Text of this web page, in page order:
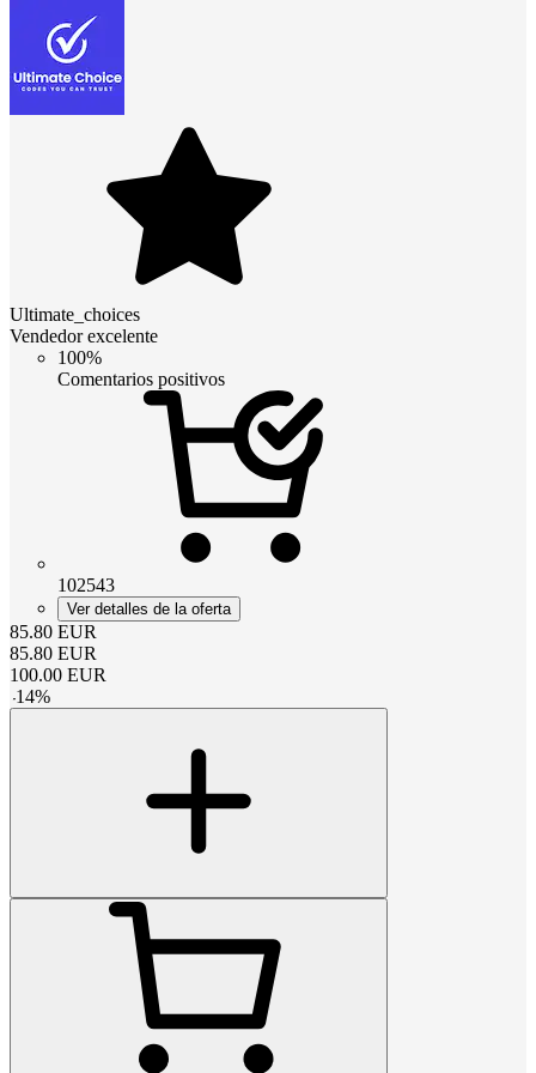
Ultimate_choices
Vendedor excelente
100%
Comentarios positivos
102543
Ver detalles de la oferta
85.80 EUR
85.80 EUR
100.00 EUR
-14%